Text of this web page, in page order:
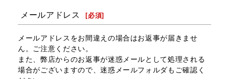
メールアドレス [必須]
メールアドレスをお間違えの場合はお返事が届きませ
ん。ご注意ください。
また、弊店からのお返事が迷惑メールとして処理される
場合がございますので、迷惑メールフォルダもご確認く